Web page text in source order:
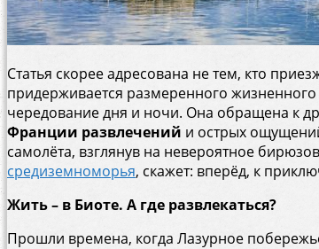
Статья скорее адресована не тем, кто
придерживается размеренного
чередование дня и ночи. Она обращена к
Франции развлечений и острых
самолёта, взглянув на невероятное
средиземноморья, скажет: вперёд, к
Жить – в Биоте. А где развлекаться?
Прошли времена, когда Лазурное